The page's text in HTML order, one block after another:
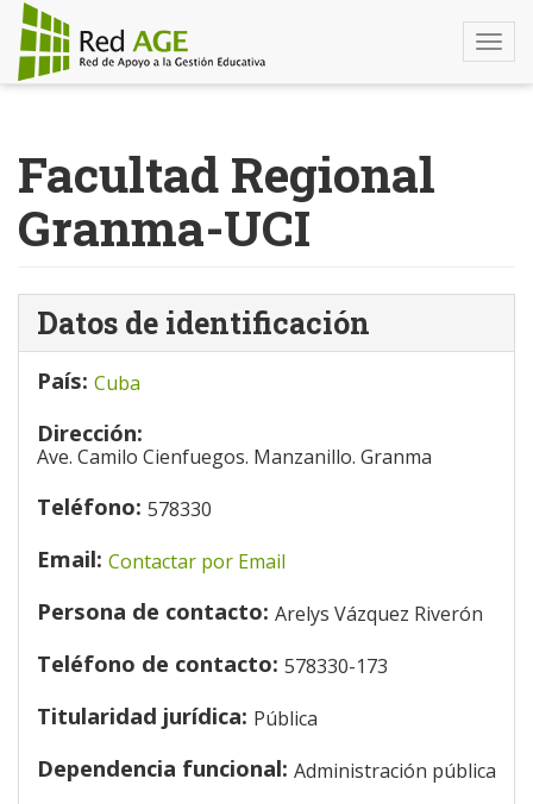
contenido
principal
Facultad Regional
Granma-UCI
Datos de identificación
País: Cuba
Dirección:
Ave. Camilo Cienfuegos. Manzanillo. Granma
Teléfono: 578330
Email: Contactar por Email
Persona de contacto: Arelys Vázquez Riverón
Teléfono de contacto: 578330-173
Titularidad jurídica: Pública
Dependencia funcional: Administración pública